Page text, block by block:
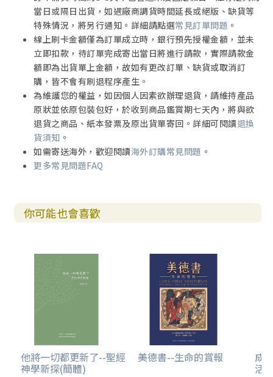
5.4. 激發他／她者行動的領袖 100
5.5. 樹立榜樣的領袖 101
5.6. 鼓勵人心的領袖 101
6. 結論 102
第三章 呂底亞的領導角色：使徒行傳16:11–15 103
1. 前言 104
2. 使徒行傳十六章11至15節的社會歷史背景 104
小結 108
3. 使徒行傳十六章11至15節的經文脈絡 109
3.1. 經文脈絡 109
3.2. 呂底亞的歸信過程 110
3.3. 呂底亞熱心的待客之道 113
4. 使徒行傳十六章11至15節的關鍵字研究 114
4.2. 「家庭（oikos）」 117
4.3. 小結 117
5.2. 面對挑戰的領袖 119
5.3. 啟示異象的領袖 120
5.4. 激發他／她者行動的領袖 121
第四章 百基拉的領導角色：使徒行傳18:24–28 127
1. 前言 128
2. 使徒行傳十八章24至28節的社會歷史背景 128
當日或隔日出貨，如遇廠商調貨時間延長或絕版、缺貨等
特殊情況，將另行通知。詳細請點選常見訂單問題 。
線上刷卡金額僅為訂單成立時，銀行預先授權金額，並未
立即扣款，待訂單完成寄出當日將進行請款，實際請款金
額即為出貨單上金額，故如有更改訂單、缺貨或取消訂
購，皆不會有刷退程序產生。
為維護您的權益，如因個人因素欲辦理退貨，請維持產品
原狀並依原包裝包好，於收到商品鑑賞期七天內，將與欲
退貨之商品、紙本發票及原出貨單寄回。詳細可閱讀退換
貨須知 。
如需寄送海外，歡迎閱讀海外訂購常見問題 。
更多常見問題FAQ
你可能也會喜歡
他將一切都更新了--聖經
神學新探(簡體)
美德書--生命的賞報 成
活